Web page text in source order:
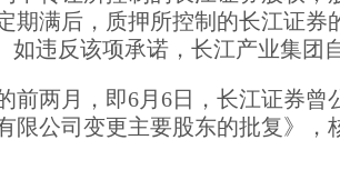
期满后，质押所控制的长江证券
如违反该项承诺，长江产业集团
前两月，即6月6日，长江证券曾
限公司变更主要股东的批复》